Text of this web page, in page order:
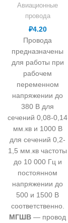
Авиационные
провода
₽4.20
Провода
предназначены
для работы при
рабочем
переменном
напряжении до
380 В для
сечений 0,08-0,14
мм.кв и 1000 В
для сечений 0,2-
1,5 мм.кв частоты
до 10 000 Гц и
постоянном
напряжении до
500 и 1500 В
соответственно.
МГШВ — провод